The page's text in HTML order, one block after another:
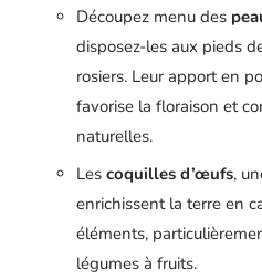
Découpez menu des
disposez-les aux pieds
rosiers. Leur apport en
favorise la floraison et
naturelles.
Les coquilles d’œufs,
enrichissent la terre en
éléments,
légumes à fruits.